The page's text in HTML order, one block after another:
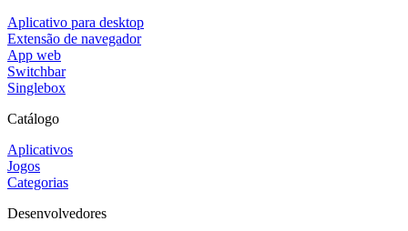
Aplicativo para desktop
Extensão de navegador
App web
Switchbar
Singlebox
Catálogo
Aplicativos
Jogos
Categorias
Desenvolvedores